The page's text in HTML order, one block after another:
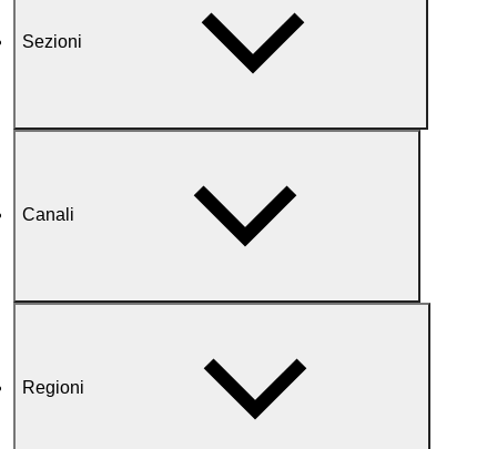
Sezioni
Canali
Regioni